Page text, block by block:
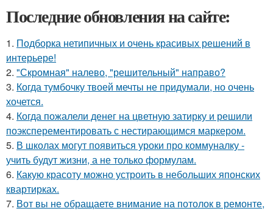
Последние обновления на сайте:
1. Подборка нетипичных и очень красивых решений в
интерьере!
2. "Скромная" налево, "решительный" направо?
3. Когда тумбочку твоей мечты не придумали, но очень
хочется.
4. Когда пожалели денег на цветную затирку и решили
поэксперементировать с нестирающимся маркером.
5. В школах могут появиться уроки про коммуналку -
учить будут жизни, а не только формулам.
6. Какую красоту можно устроить в небольших японских
квартирках.
7. Вот вы не обращаете внимание на потолок в ремонте,